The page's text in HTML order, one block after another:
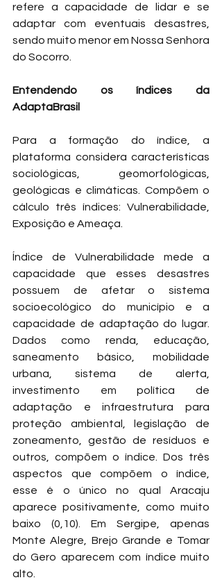
refere a capacidade de lidar e se
adaptar com eventuais desastres,
sendo muito menor em Nossa Senhora
do Socorro.
Entendendo os índices da
AdaptaBrasil
Para a formação do índice, a
plataforma considera características
sociológicas, geomorfológicas,
geológicas e climáticas. Compõem o
cálculo três índices: Vulnerabilidade,
Exposição e Ameaça.
Índice de Vulnerabilidade mede a
capacidade que esses desastres
possuem de afetar o sistema
socioecológico do município e a
capacidade de adaptação do lugar.
Dados como renda, educação,
saneamento básico, mobilidade
urbana, sistema de alerta,
investimento em política de
adaptação e infraestrutura para
proteção ambiental, legislação de
zoneamento, gestão de resíduos e
outros, compõem o índice. Dos três
aspectos que compõem o índice,
esse é o único no qual Aracaju
aparece positivamente, como muito
baixo (0,10). Em Sergipe, apenas
Monte Alegre, Brejo Grande e Tomar
do Gero aparecem com índice muito
alto.